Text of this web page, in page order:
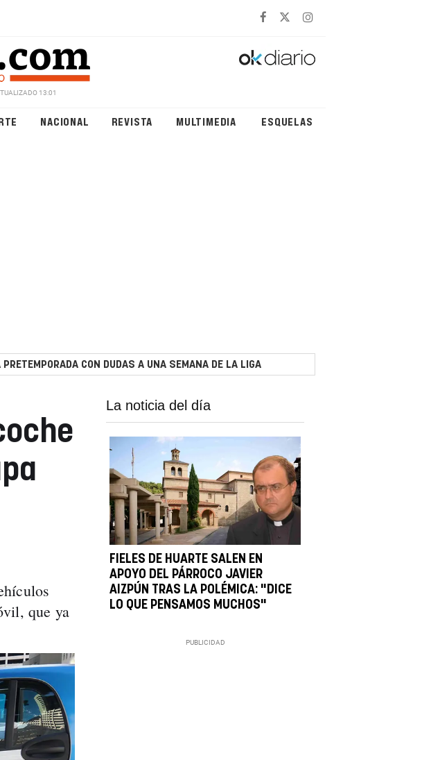
13:01
NACIONAL REVISTA MULTIMEDIA ESQUELAS
CON DUDAS A UNA SEMANA DE LA LIGA
que ya
La noticia del día
FIELES DE HUARTE SALEN EN
APOYO DEL PÁRROCO JAVIER
AIZPÚN TRAS LA POLÉMICA: "DICE
LO QUE PENSAMOS MUCHOS"